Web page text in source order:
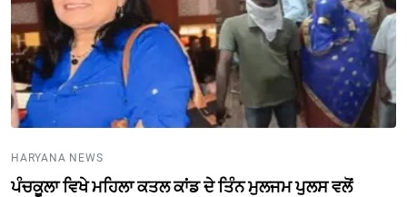
HARYANA NEWS
ਪੰਚਕੂਲਾ ਵਿਖੇ ਮਹਿਲਾ ਕਤਲ ਕਾਂਡ ਦੇ ਤਿੰਨ ਮੁਲਜਮ ਪੁਲਸ ਵਲੋਂ